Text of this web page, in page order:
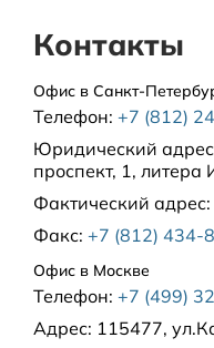
Контакты
Офис в Санкт-
Телефон: +7 (812)
Юридический
проспект, 1, литера
Фактический адрес:
Факс: +7 (812) 434-
Офис в Москве
Телефон: +7 (499)
Адрес: 115477,